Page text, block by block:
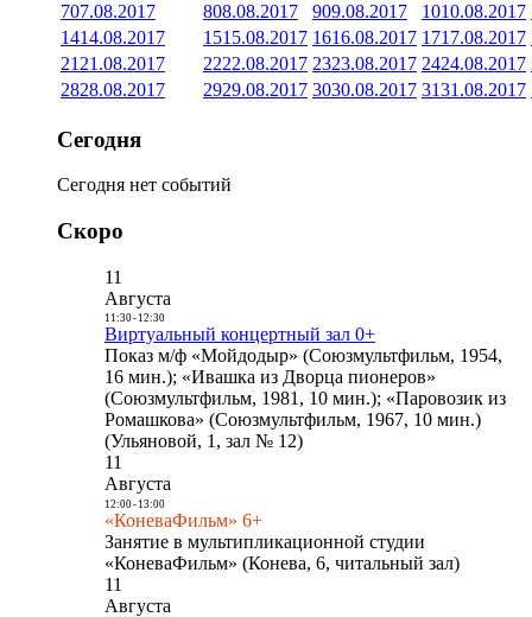
707.08.2017 808.08.2017 909.08.2017 1010.08.2017
1414.08.2017 1515.08.2017 1616.08.2017 1717.08.2017
21 21.08.2017 2222.08.2017 2323.08.2017 2424.08.2017
2828.08.2017 2929.08.2017 3030.08.2017 3131.08.2017
Сегодня
Сегодня нет событий
Скоро
11
Августа
11:30- 12:30
Виртуальный концертный зал 0+
Показ м/ф «Мойдодыр» (Союзмультфильм, 1954,
16 мин.); «Ивашка из Дворца пионеров»
(Союзмультфильм, 1981, 10 мин.); «Паровозик из
Ромашкова» (Союзмультфильм, 1967, 10 мин.)
(Ульяновой, 1, зал № 12)
11
Августа
12:00- 13:00
«КоневаФильм» 6+
Занятие в мультипликационной студии
«КоневаФильм» (Конева, 6, читальный зал)
11
Августа